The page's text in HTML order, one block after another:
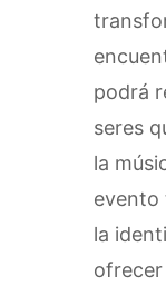
podrá
seres
la
evento
la